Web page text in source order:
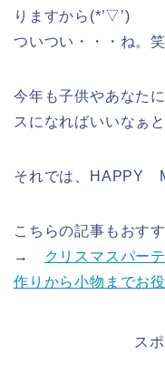
りますから(*’▽’)
ついつい・・・ね。笑
今年も子供やあなた
スになればいいなぁ
それでは、HAPPY
こちらの記事もおすす
→
クリスマスパー
作りから小物までお
ス